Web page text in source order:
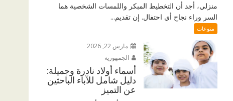
منزلي، أجد أن التخطيط المبكر واللمسات الشخصية هما
السر وراء نجاح أي احتفال. إن تقديم...
منوعات
مارس 22, 2026
الجمهورية
أسماء أولاد نادرة وجميلة:
دليل شامل للآباء الباحثين
عن التميز